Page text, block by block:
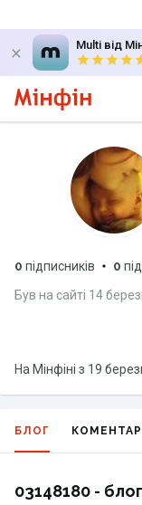
Multi від
0 підписників 0
Був на сайті 14
На Мінфіні з 19
БЛОГ КОМЕНТАРІ
03148180 - блог